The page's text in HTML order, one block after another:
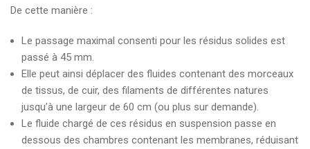
De cette manière :
Le passage maximal consenti pour les résidus solides est
passé à 45 mm.
Elle peut ainsi déplacer des fluides contenant des morceaux
de tissus, de cuir, des filaments de différentes natures
jusqu’à une largeur de 60 cm (ou plus sur demande).
Le fluide chargé de ces résidus en suspension passe en
dessous des chambres contenant les membranes, réduisant